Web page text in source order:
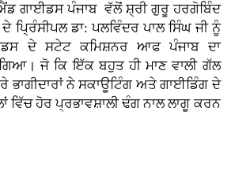
ਗਾਈਡਸ ਪੰਜਾਬ ਵੱਲੋਂ ਸ਼੍ਰੀ ਗੁਰੂ ਹਰਗੋਬਿੰਦ
ਪ੍ਰਿੰਸੀਪਲ ਡਾ: ਪਲਵਿੰਦਰ ਪਾਲ ਸਿੰਘ ਜੀ ਨੂੰ
ਦੇ ਸਟੇਟ ਕਮਿਸ਼ਨਰ ਆਫ ਪੰਜਾਬ ਦਾ
ਜੋ ਕਿ ਇੱਕ ਬਹੁਤ ਹੀ ਮਾਣ ਵਾਲੀ ਗੱਲ
ਭਾਗੀਦਾਰਾਂ ਨੇ ਸਕਾਊਟਿੰਗ ਅਤੇ ਗਾਈਡਿੰਗ ਦੇ
ਵਿੱਚ ਹੋਰ ਪ੍ਰਭਾਵਸ਼ਾਲੀ ਢੰਗ ਨਾਲ ਲਾਗੂ ਕਰਨ